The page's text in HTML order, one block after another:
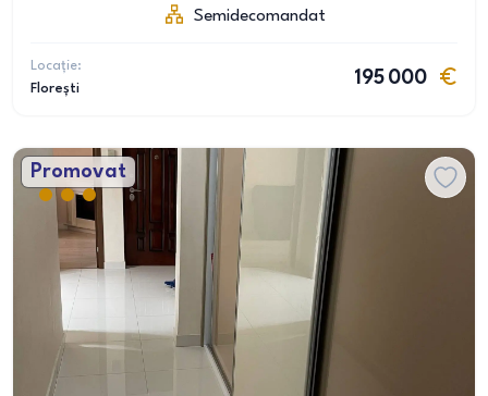
Semidecomandat
Locație:
Florești
195 000
Promovat